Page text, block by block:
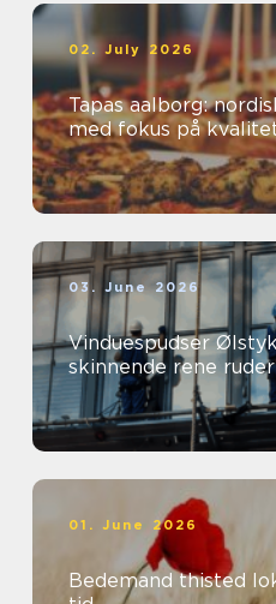
02. July 2026
Tapas aalborg:
med fokus på
03. June 2026
Vinduespudser Ølstykke sådan
skinnende rene
01. June 2026
Bedemand thisted lokal hjælp i en svær